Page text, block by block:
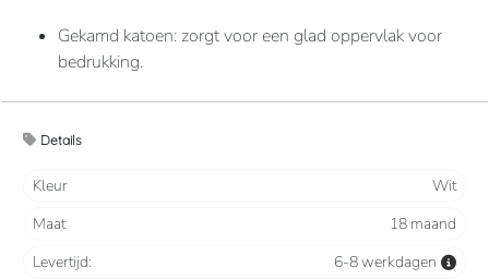
Gekamd katoen: zorgt voor een glad oppervlak voor
bedrukking.
Eco-verantwoorde samenstelling.
Details
Kleur
Wit
Maat
18 maand
Levertijd:
6-8 werkdagen